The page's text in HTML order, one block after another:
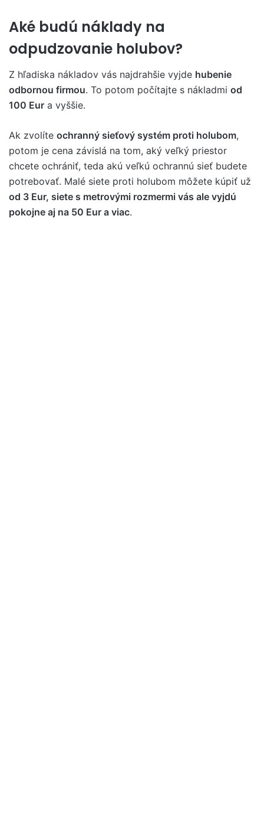
Aké budú náklady na
odpudzovanie holubov?
Z hľadiska nákladov vás najdrahšie vyjde hubenie
odbornou firmou. To potom počítajte s nákladmi od
100 Eur a vyššie.
Ak zvolíte ochranný sieťový systém proti holubom,
potom je cena závislá na tom, aký veľký priestor
chcete ochrániť, teda akú veľkú ochrannú sieť budete
potrebovať. Malé siete proti holubom môžete kúpiť už
od 3 Eur, siete s metrovými rozmermi vás ale vyjdú
pokojne aj na 50 Eur a viac.